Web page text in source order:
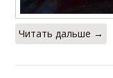
Читать дальше →